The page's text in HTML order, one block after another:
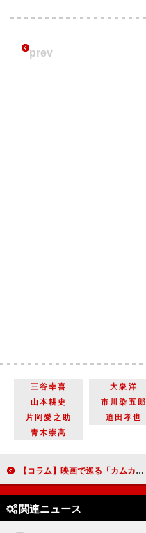
prev
三谷幸喜 大泉洋
山本耕史
市川染五郎
片岡愛之助
迫田孝也
青木崇高
【コラム】映画で巡る「カムカムエヴリバディ」100年の旅 チャップリンから『ラスト サムライ』まで
関連ニュース